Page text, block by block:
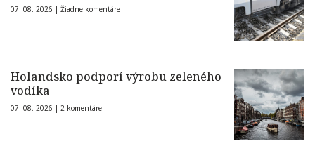
07. 08. 2026 | Žiadne komentáre
Holandsko podporí výrobu zeleného
vodíka
07. 08. 2026 | 2 komentáre